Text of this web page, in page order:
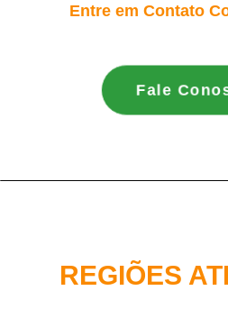
Entre em Contato
Fale
REGIÕES